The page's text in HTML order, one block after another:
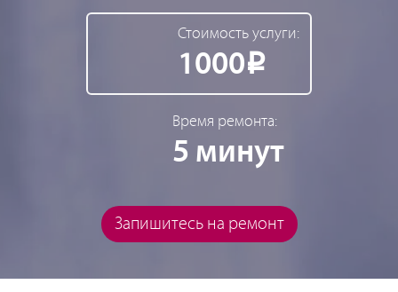
Стоимость услуги:
1000Р
Время ремонта:
5 минут
Запишитесь на ремонт